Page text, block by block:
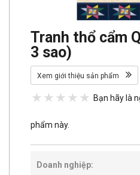
Tranh thổ cẩm
3 sao)
Xem giới thiệu sản phẩm
Bạn hãy là
phẩm này.
Doanh nghiệp: